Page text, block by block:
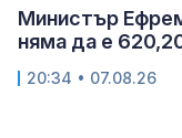
Министър
няма да е
20:34 • 07.08.26